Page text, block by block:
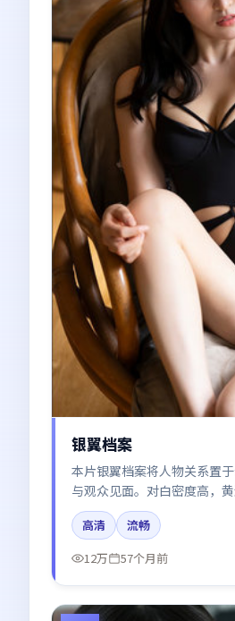
银翼档案
本片银翼档案将人物关系置
与观众见面。对白密度高，
宇、廖凡的台词节奏值得关
色调摄影。
高清
流畅
12万
57个月前